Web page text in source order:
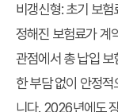
비갱신형:초기 보험
정해진 보험료가 계
관점에서 총 납입
한 부담 없이 안정
니다. 2026년에도